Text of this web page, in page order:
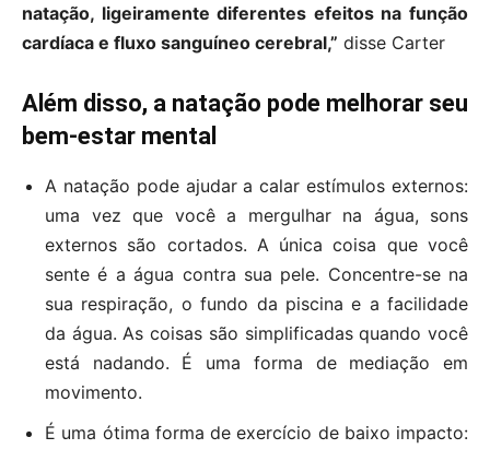
natação, ligeiramente diferentes efeitos na função
cardíaca e fluxo sanguíneo cerebral,” disse Carter
Além disso, a natação pode melhorar seu
bem-estar mental
A natação pode ajudar a calar estímulos externos:
uma vez que você a mergulhar na água, sons
externos são cortados. A única coisa que você
sente é a água contra sua pele. Concentre-se na
sua respiração, o fundo da piscina e a facilidade
da água. As coisas são simplificadas quando você
está nadando. É uma forma de mediação em
movimento.
É uma ótima forma de exercício de baixo impacto: